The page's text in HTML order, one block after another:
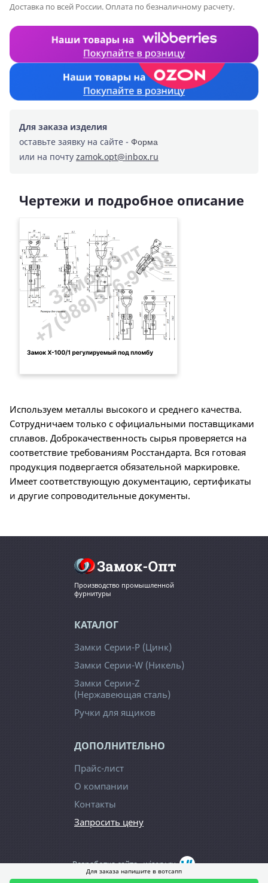
Для заказа напишите в вотсапп
Доставка по всей России. Оплата по безналичному расчету.
Для заказа изделия
оставьте заявку на сайте - Форма
или на почту zamok.opt@inbox.ru
Чертежи и подробное описание
Используем металлы высокого и среднего качества.
Сотрудничаем только с официальными поставщиками
сплавов. Доброкачественность сырья проверяется на
соответствие требованиям Росстандарта. Вся готовая
продукция подвергается обязательной маркировке.
Имеет соответствующую документацию, сертификаты
и другие сопроводительные документы.
Производство промышленной
фурнитуры
КАТАЛОГ
Замки Серии-Р (Цинк)
Замки Серии-W (Никель)
Замки Серии-Z
(Нержавеющая сталь)
Ручки для ящиков
ДОПОЛНИТЕЛЬНО
Прайс-лист
О компании
Контакты
Запросить цену
Разработка сайта -wiserv.ru